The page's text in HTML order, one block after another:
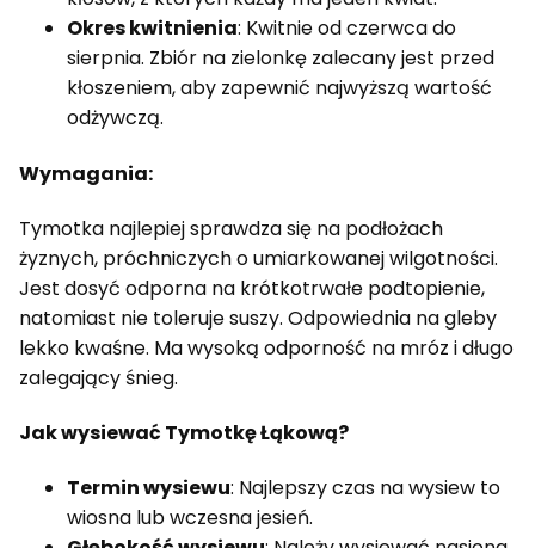
Okres kwitnienia: Kwitnie od czerwca do
sierpnia. Zbiór na zielonkę zalecany jest przed
kłoszeniem, aby zapewnić najwyższą wartość
odżywczą.
Wymagania:
Tymotka najlepiej sprawdza się na podłożach
żyznych, próchniczych o umiarkowanej wilgotności.
Jest dosyć odporna na krótkotrwałe podtopienie,
natomiast nie toleruje suszy. Odpowiednia na gleby
lekko kwaśne. Ma wysoką odporność na mróz i długo
zalegający śnieg.
Jak wysiewać Tymotkę Łąkową?
Termin wysiewu: Najlepszy czas na wysiew to
wiosna lub wczesna jesień.